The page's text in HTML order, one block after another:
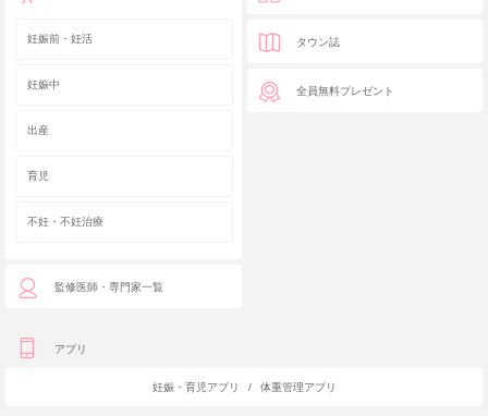
妊娠前・妊活
妊娠中
出産
育児
不妊・不妊治療
監修医師・専門家一覧
タウン誌
全員無料プレゼント
アプリ
妊娠・育児アプリ / 体重管理アプリ